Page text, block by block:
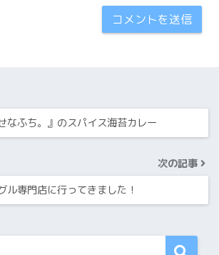
なふち。』のスパイス海苔カレー
次の記事
ル専門店に行ってきました！